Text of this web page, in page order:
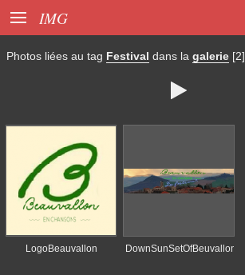
 IMG
Photos liées au tag Festival dans la galerie [2]

LogoBeauvallon DownSunSetOfBeuvallon